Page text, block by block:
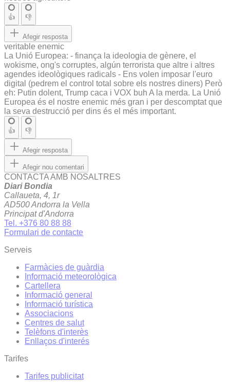
👍 👎
Afegir resposta
veritable enemic
La Unió Europea: - finança la ideologia de gènere, el
wokisme, ong's corruptes, algún terrorista que altre i altres
agendes ideològiques radicals - Ens volen imposar l'euro
digital (pedrem el control total sobre els nostres diners) Però
eh: Putin dolent, Trump caca i VOX buh A la merda. La Unió
Europea és el nostre enemic més gran i per descomptat que
la seva destrucció per dins és el més important.
👍 👎
Afegir resposta
Afegir nou comentari
CONTACTA AMB NOSALTRES
Diari Bondia
Callaueta, 4, 1r
AD500 Andorra la Vella
Principat d'Andorra
Tel. +376 80 88 88
Formulari de contacte
Serveis
Farmàcies de guàrdia
Informació meteorològica
Cartellera
Informació general
Informació turística
Associacions
Centres de salut
Telèfons d'interès
Enllaços d'interés
Tarifes
Tarifes publicitat